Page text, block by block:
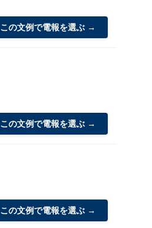
この文例で電報を選ぶ →
この文例で電報を選ぶ →
この文例で電報を選ぶ →